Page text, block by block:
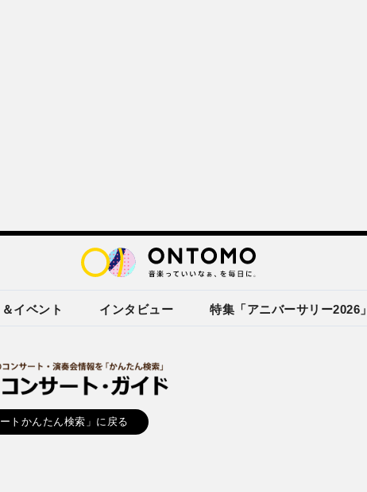
イベント インタビュー 特集「アニバーサリー2026」
トかんたん検索」に戻る